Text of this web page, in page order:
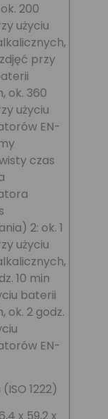
200
użyciu
przy
ok. 360
użyciu
EN-
czas
2: ok. 1
użyciu
10 min
baterii
ok. 2 godz.
EN-
1222)